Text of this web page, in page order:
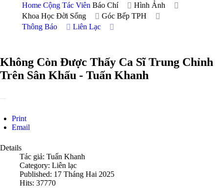
Home Cộng Tác Viên Báo Chí
Hình Ảnh
Khoa Học Đời Sống
Góc Bếp TPH
Thông Báo
Liên Lạc
Không Còn Được Thấy Ca Sĩ Trung Chỉnh
Trên Sân Khấu - Tuấn Khanh
Print
Email
Details
Tác giả: Tuấn Khanh
Category: Liên lạc
Published: 17 Tháng Hai 2025
Hits: 37770